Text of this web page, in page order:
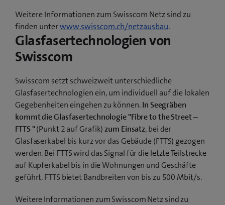
Weitere Informationen zum Swisscom Netz sind zu
finden unterwww.swisscom.ch/netzausbau.
Glasfasertechnologien von
Swisscom
Swisscom setzt schweizweit unterschiedliche
Glasfasertechnologien ein, um individuell auf die lokalen
Gegebenheiten eingehen zu können.In Seegräben
kommt die Glasfasertechnologie "Fibre to the Street –
FTTS "(Punkt 2 auf Grafik)zum Einsatz, bei der
Glasfaserkabel bis kurz vor das Gebäude (FTTS) gezogen
werden. Bei FTTS wird das Signal für die letzte Teilstrecke
auf Kupferkabel bis in die Wohnungen und Geschäfte
geführt. FTTS bietet Bandbreiten von bis zu 500 Mbit/s.
Weitere Informationen zum Swisscom Netz sind zu